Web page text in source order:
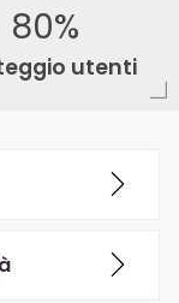
80%
utenti